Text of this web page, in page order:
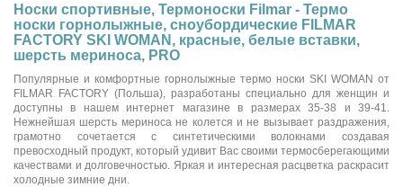
Носки спортивные, Термоноски Filmar - Термо
носки горнолыжные, сноубордические FILMAR
FACTORY SKI WOMAN, красные, белые вставки,
шерсть мериноса, PRO
Популярные и комфортные горнолыжные термо носки SKI WOMAN от
FILMAR FACTORY (Польша), разработаны специально для женщин и
доступны в нашем интернет магазине в размерах 35-38 и 39-41.
Нежнейшая шерсть мериноса не колется и не вызывает раздражения,
грамотно сочетается с синтетическими волокнами создавая
превосходный продукт, который удивит Вас своими термосберегающими
качествами и долговечностью. Яркая и интересная расцветка раскрасит
холодные зимние дни.